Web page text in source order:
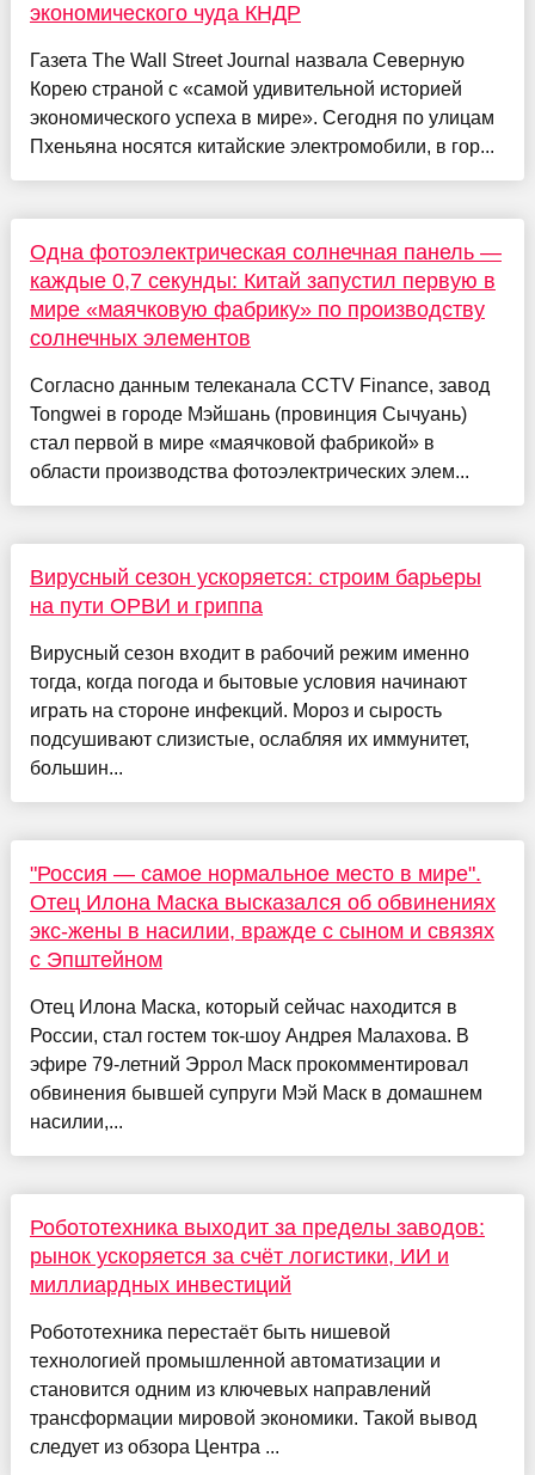
экономического чуда КНДР
Газета The Wall Street Journal назвала Северную
Корею страной с «самой удивительной историей
экономического успеха в мире». Сегодня по улицам
Пхеньяна носятся китайские электромобили, в гор...
Одна фотоэлектрическая солнечная панель —
каждые 0,7 секунды: Китай запустил первую в
мире «маячковую фабрику» по производству
солнечных элементов
Согласно данным телеканала CCTV Finance, завод
Tongwei в городе Мэйшань (провинция Сычуань)
стал первой в мире «маячковой фабрикой» в
области производства фотоэлектрических элем...
Вирусный сезон ускоряется: строим барьеры
на пути ОРВИ и гриппа
Вирусный сезон входит в рабочий режим именно
тогда, когда погода и бытовые условия начинают
играть на стороне инфекций. Мороз и сырость
подсушивают слизистые, ослабляя их иммунитет,
большин...
"Россия — самое нормальное место в мире".
Отец Илона Маска высказался об обвинениях
экс-жены в насилии, вражде с сыном и связях
с Эпштейном
Отец Илона Маска, который сейчас находится в
России, стал гостем ток-шоу Андрея Малахова. В
эфире 79-летний Эррол Маск прокомментировал
обвинения бывшей супруги Мэй Маск в домашнем
насилии,...
Робототехника выходит за пределы заводов:
рынок ускоряется за счёт логистики, ИИ и
миллиардных инвестиций
Робототехника перестаёт быть нишевой
технологией промышленной автоматизации и
становится одним из ключевых направлений
трансформации мировой экономики. Такой вывод
следует из обзора Центра ...